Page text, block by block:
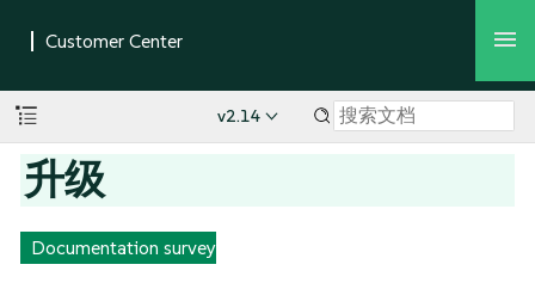
v2.14
升级
Documentation survey